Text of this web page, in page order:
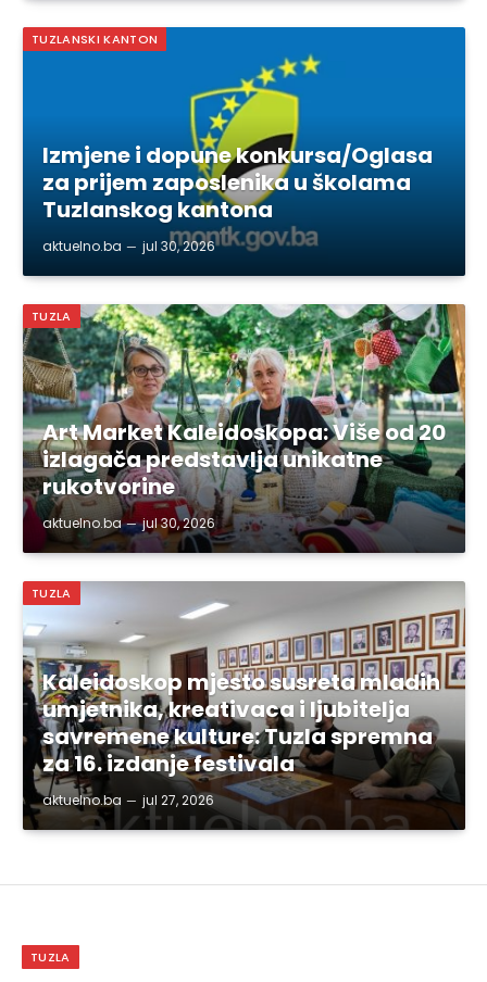
TUZLANSKI KANTON
Izmjene i dopune konkursa/Oglasa
za prijem zaposlenika u školama
Tuzlanskog kantona
aktuelno.ba jul 30, 2026
TUZLA
Art Market Kaleidoskopa: Više od 20
izlagača predstavlja unikatne
rukotvorine
aktuelno.ba jul 30, 2026
TUZLA
Kaleidoskop mjesto susreta mladih
umjetnika, kreativaca i ljubitelja
savremene kulture: Tuzla spremna
za 16. izdanje festivala
aktuelno.ba jul 27, 2026
TUZLA